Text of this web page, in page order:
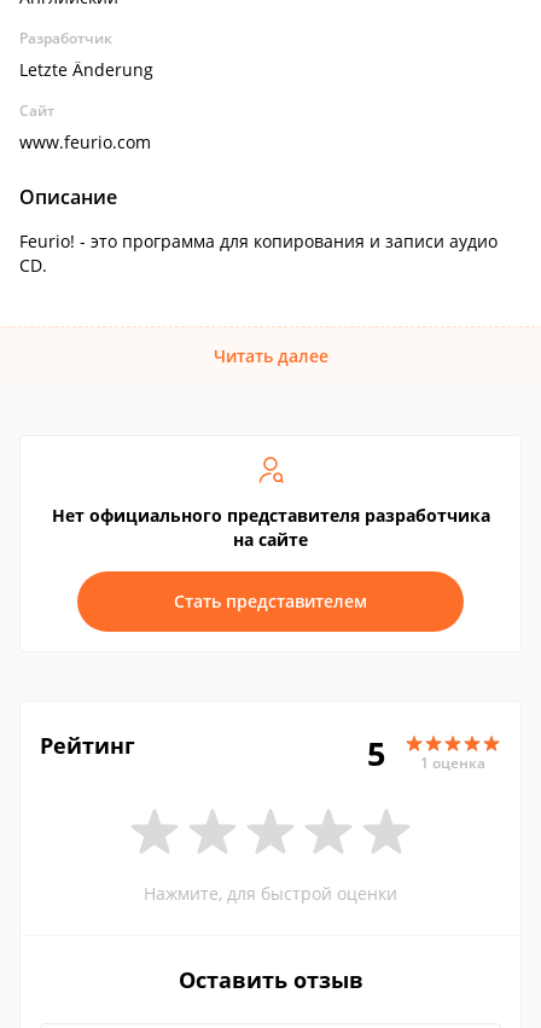
Разработчик
Letzte Änderung
Сайт
www.feurio.com
Описание
Feurio! - это программа для копирования и записи аудио
CD.
Читать далее
Нет официального представителя разработчика
на сайте
Стать представителем
Рейтинг 5 1 оценка
Нажмите, для быстрой оценки
Оставить отзыв